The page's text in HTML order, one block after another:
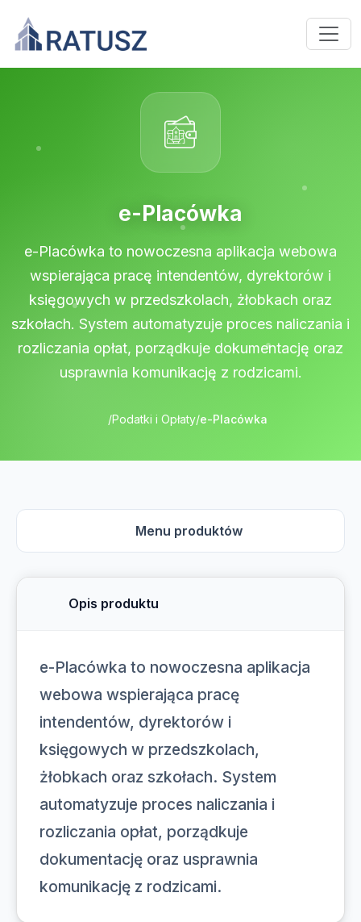
e-Placówka
e-Placówka to nowoczesna aplikacja webowa
wspierająca pracę intendentów, dyrektorów i
księgowych w przedszkolach, żłobkach oraz
szkołach. System automatyzuje proces naliczania i
rozliczania opłat, porządkuje dokumentację oraz
usprawnia komunikację z rodzicami.
/Podatki i Opłaty/e-Placówka
Menu produktów
Opis produktu
e-Placówka to nowoczesna aplikacja
webowa wspierająca pracę
intendentów, dyrektorów i
księgowych w przedszkolach,
żłobkach oraz szkołach. System
automatyzuje proces naliczania i
rozliczania opłat, porządkuje
dokumentację oraz usprawnia
komunikację z rodzicami.